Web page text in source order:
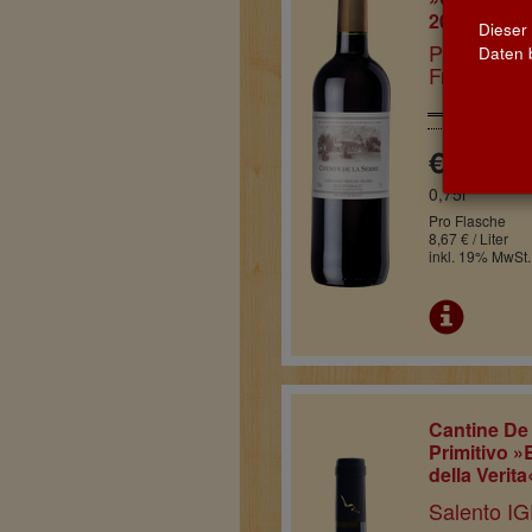
2024
Pays
Frankreich
€ 6,50
0,75l
Pro Flasche
8,67 € / Liter
inkl. 19% MwSt.
Cantine
Primitivo
della
Salento
Daten